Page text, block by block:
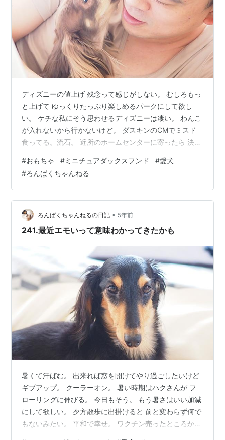
ディズニーの値上げ 残念って感じがしない。 むしろもっ
と上げて ゆっくりたっぷり楽しめるパークにして欲し
い。 ケチな私にそう思わせるディズニーは凄い。 わんこ
が入れないから行かないけど。 ダスキンのCMでミスド
食ってる。流石。 近所のホームセンターに寄ったら 決算
ンさんはどっちも好みじゃないみたい。 ハクさんがひと
り占めしてるけど どうでもいいですよって顔してる。 ふ
たりとも大好きだったおもちゃで ハクさんの歯が欠けて
処分してから おもちゃジプシー。 何でも噛みちぎるハク
さんと 基本おもちゃに興味ないロンさん。 今回は木の棒
と牛革ロープ…
#おもちゃ #ミニチュアダックスフンド #愛犬
#ろんぱくちゃんねる
ろんぱくちゃんねるの日記 • 5年前
241.最近エモいって意味わかってきたかも
暑くて汗ばむ。 出来れば窓を開けてやり過ごしたいけど
ギブアップ。 クーラーオン。 暑い時期はハクさんが フ
ローリングに伸びる。 今日もそう。 もう暑さはいい加減
にして欲しい。 夕方散歩に出掛けると 前と変わらず何で
もないみたい。 平和で幸せ。 ワクチン売ったところかゆ